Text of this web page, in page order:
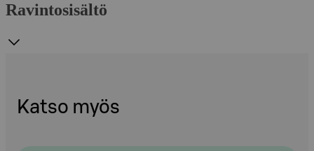
Ravintosisältö
Katso myös